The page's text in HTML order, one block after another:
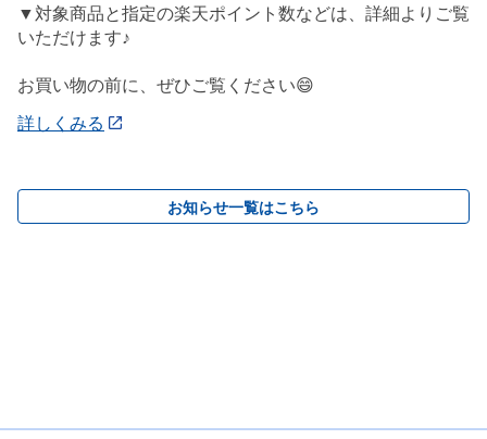
▼対象商品と指定の楽天ポイント数などは、詳細よりご覧
いただけます♪
お買い物の前に、ぜひご覧ください😄
詳しくみる
お知らせ一覧はこちら